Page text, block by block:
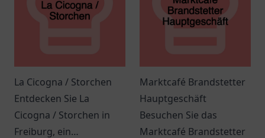
La Cicogna / Storchen
Entdecken Sie La
Cicogna / Storchen in
Freiburg, ein
Marktcafé Brandstetter
Hauptgeschäft
Besuchen Sie das
Marktcafé Brandstetter